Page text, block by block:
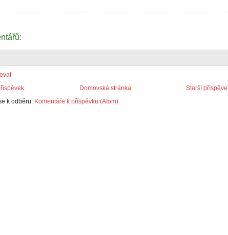
Starší
Domovská stránka
k odběru: Komentáře k příspěvku (Atom)